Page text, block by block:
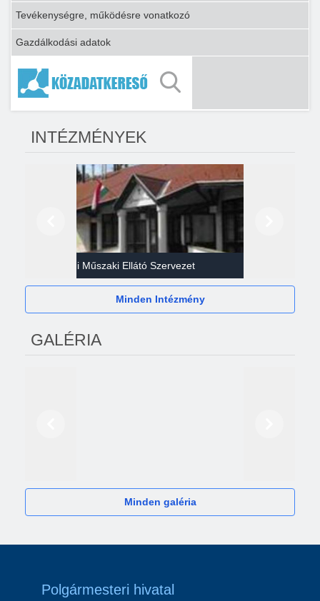
Tevékenységre, működésre vonatkozó
Gazdálkodási adatok
INTÉZMÉNYEK
Gazdasági Műszaki Ellátó Szervezet
Minden Intézmény
GALÉRIA
Minden galéria
Polgármesteri hivatal